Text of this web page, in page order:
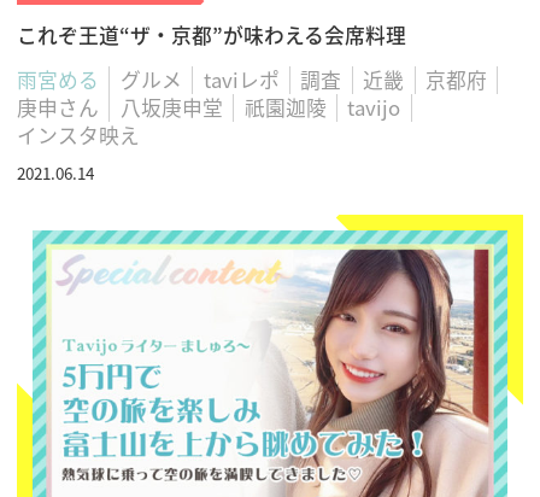
これぞ王道“ザ・京都”が味わえる会席料理
雨宮める
グルメ taviレポ 調査 近畿
京都府
庚申さん
八坂庚申堂 祇園迦陵
tavijo
インスタ映え
2021.06.14